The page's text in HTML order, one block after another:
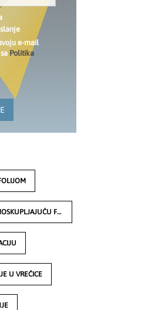
e-mail
Politika
PAKOVANJE U TERMOSKUPLJAJUĆU FOLIJU
U VREĆICE